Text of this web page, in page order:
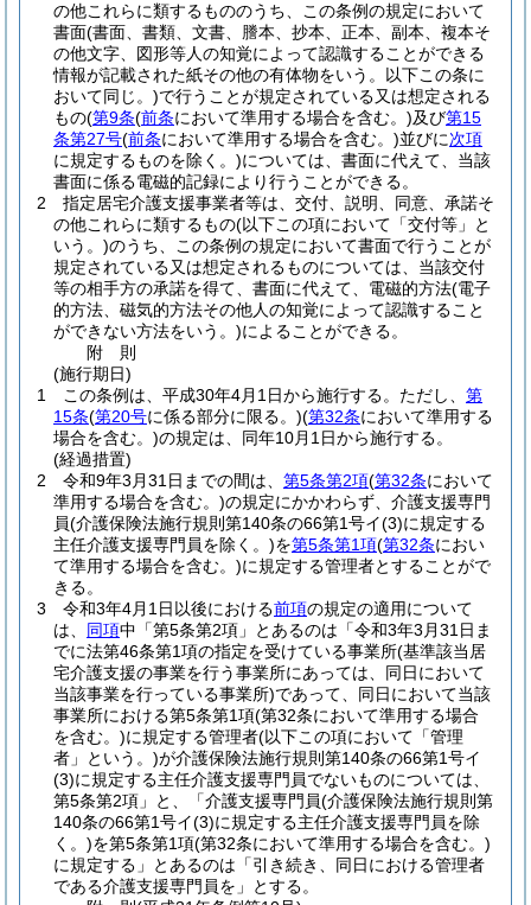
の他これらに類するもののうち、この条例の規定において
書面(書面、書類、文書、謄本、抄本、正本、副本、複本そ
の他文字、図形等人の知覚によって認識することができる
情報が記載された紙その他の有体物をいう。以下この条に
おいて同じ。)で行うことが規定されている又は想定される
もの(第9条(前条において準用する場合を含む。)及び第15
条第27号(前条において準用する場合を含む。)並びに次項
に規定するものを除く。)については、書面に代えて、当該
書面に係る電磁的記録により行うことができる。
2
指定居宅介護支援事業者等は、交付、説明、同意、承諾そ
の他これらに類するもの(以下この項において「交付等」と
いう。)のうち、この条例の規定において書面で行うことが
規定されている又は想定されるものについては、当該交付
等の相手方の承諾を得て、書面に代えて、電磁的方法(電子
的方法、磁気的方法その他人の知覚によって認識すること
ができない方法をいう。)によることができる。
附 則
(施行期日)
1
この条例は、平成30年4月1日から施行する。 ただし、 第
15条(第20号に係る部分に限る。)(第32条において準用する
場合を含む。)の規定は、同年10月1日から施行する。
(経過措置)
2
令和9年3月31日までの間は、 第5条第2項(第32条において
準用する場合を含む。)の規定にかかわらず、介護支援専門
員(介護保険法施行規則第140条の66第1号イ(3)に規定する
主任介護支援専門員を除く。)を第5条第1項(第32条におい
て準用する場合を含む。)に規定する管理者とすることがで
きる。
3
令和3年4月1日以後における前項の規定の適用について
は、 同項中「第5条第2項」とあるのは「令和3年3月31日ま
でに法第46条第1項の指定を受けている事業所(基準該当居
宅介護支援の事業を行う事業所にあっては、同日において
当該事業を行っている事業所)であって、同日において当該
事業所における第5条第1項(第32条において準用する場合
を含む。)に規定する管理者(以下この項において「管理
者」という。)が介護保険法施行規則第140条の66第1号イ
(3)に規定する主任介護支援専門員でないものについては、
第5条第2項」と、「介護支援専門員(介護保険法施行規則第
140条の66第1号イ(3)に規定する主任介護支援専門員を除
く。)を第5条第1項(第32条において準用する場合を含む。)
に規定する」とあるのは「引き続き、同日における管理者
である介護支援専門員を」とする。